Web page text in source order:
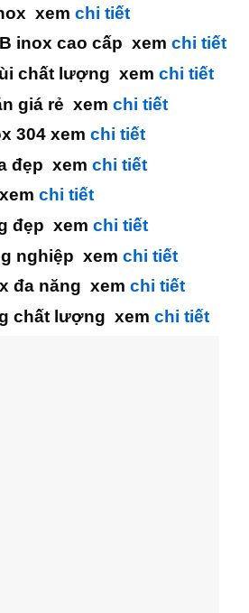
xem chi tiết
inox cao cấp xem chi tiết
chất lượng xem chi tiết
giá rẻ xem chi tiết
304 xem chi tiết
đẹp xem chi tiết
chi tiết
đẹp xem chi tiết
nghiệp xem chi tiết
đa năng xem chi tiết
chất lượng xem chi tiết